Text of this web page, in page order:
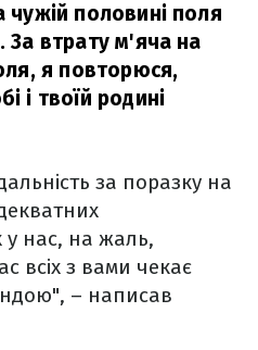
половині поля
втрату м'яча на
я повторюся,
і твоїй родині
за поразку на
у нас, на жаль,
всіх з вами чекає
– написав